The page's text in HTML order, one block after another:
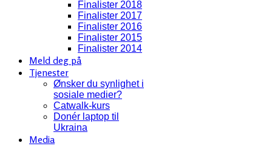
Finalister 2018
Finalister 2017
Finalister 2016
Finalister 2015
Finalister 2014
Meld deg på
Tjenester
Ønsker du synlighet i
sosiale medier?
Catwalk-kurs
Donér laptop til
Ukraina
Media